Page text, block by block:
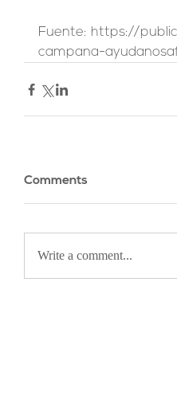
Fuente: https://
campana-
Comments
Write a comment...